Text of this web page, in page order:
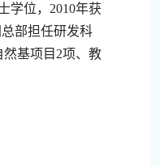
学位，2010年获
部担任研发科
然基项目2项、教